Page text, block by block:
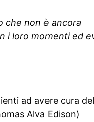
che non è ancora
i loro momenti ed
ad avere cura del
Alva Edison)